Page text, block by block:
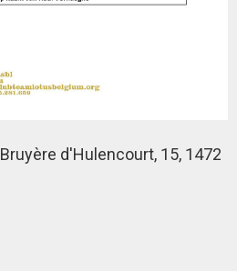
Bruyère d'Hulencourt, 15, 1472